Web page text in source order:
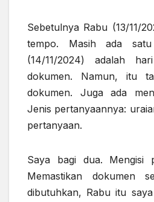
Sebetulnya Rabu (13/11/
tempo. Masih ada
(14/11/2024) adalah
dokumen. Namun, itu
dokumen. Juga ada
Jenis pertanyaannya:
pertanyaan.
Saya bagi dua. Mengisi
Memastikan dokumen
dibutuhkan, Rabu itu